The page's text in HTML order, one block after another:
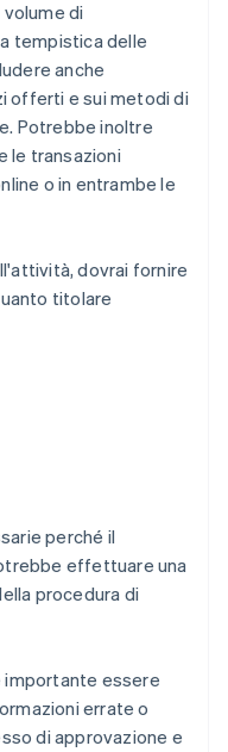
di
tempistica delle
anche
offerti e sui metodi di
Potrebbe inoltre
le transazioni
o in entrambe le
dovrai fornire
titolare
perché il
effettuare una
procedura di
importante essere
errate o
di approvazione e